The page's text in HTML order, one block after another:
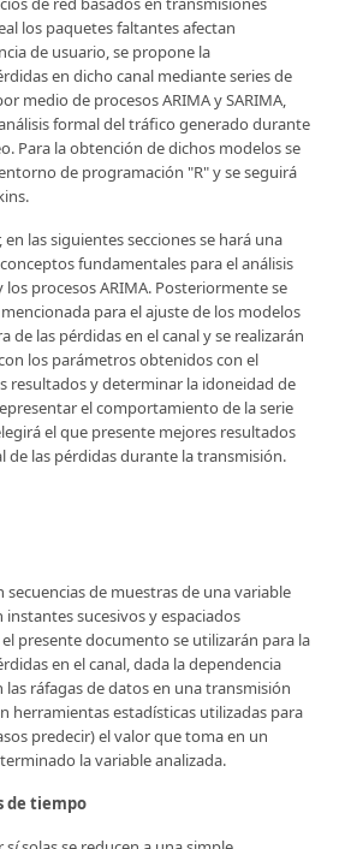
los paquetes faltantes afectan
de usuario, se propone la
en dicho canal mediante series de
medio de procesos ARIMA y SARIMA,
formal del tráfico generado durante
Para la obtención de dichos modelos se
de programación "R" y se seguirá
las siguientes secciones se hará una
fundamentales para el análisis
los procesos ARIMA. Posteriormente se
para el ajuste de los modelos
de las pérdidas en el canal y se realizarán
los parámetros obtenidos con el
resultados y determinar la idoneidad de
el comportamiento de la serie
el que presente mejores resultados
de las pérdidas durante la transmisión.
secuencias de muestras de una variable
sucesivos y espaciados
presente documento se utilizarán para la
en el canal, dada la dependencia
ráfagas de datos en una transmisión
herramientas estadísticas utilizadas para
predecir) el valor que toma en un
la variable analizada.
de tiempo